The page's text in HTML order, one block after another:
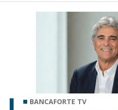
BANCAFORTE TV